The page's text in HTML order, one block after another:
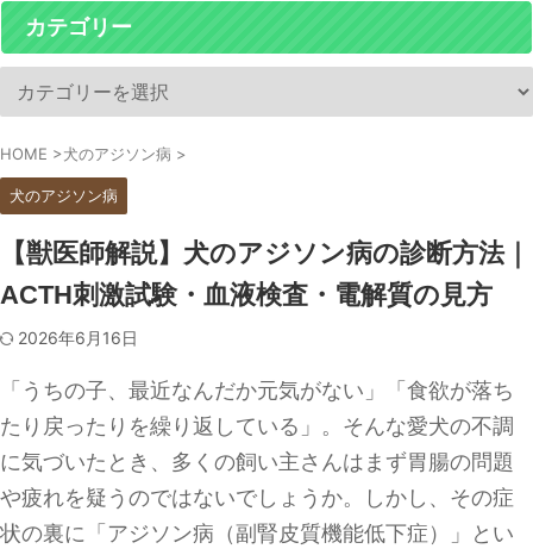
カテゴリー
HOME >犬のアジソン病 >
犬のアジソン病
【獣医師解説】犬のアジソン病の診断方法｜
ACTH刺激試験・血液検査・電解質の見方
2026年6月16日
「うちの子、最近なんだか元気がない」「食欲が落ち
たり戻ったりを繰り返している」。そんな愛犬の不調
に気づいたとき、多くの飼い主さんはまず胃腸の問題
や疲れを疑うのではないでしょうか。しかし、その症
状の裏に「アジソン病（副腎皮質機能低下症）」とい